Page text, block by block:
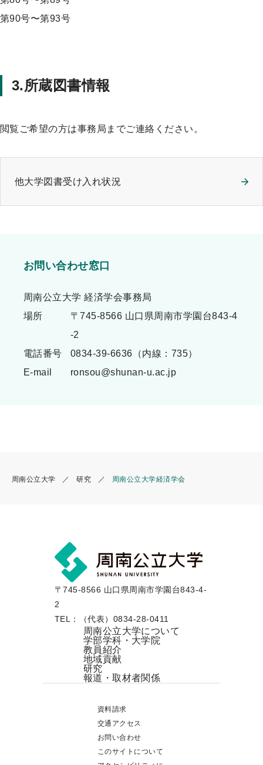
第90号〜第93号
3.所蔵図書情報
閲覧ご希望の方は事務局までご連絡ください。
他大学図書受け入れ状況
お問い合わせ窓口
周南公立大学 経済学会事務局
場所
〒745-8566 山口県周南市学園台843-4
-2
電話番号
0834-39-6636（内線：735）
E-mail
ronsou@shunan-u.ac.jp
周南公立大学 研究 周南公立大学経済学会
〒745-8566 山口県周南市学園台843-4-
2
TEL：（代表）0834-28-0411
周南公立大学について
学部学科・大学院
教員紹介
地域貢献
研究
報道・取材者関係
資料請求
交通アクセス
お問い合わせ
このサイトについて